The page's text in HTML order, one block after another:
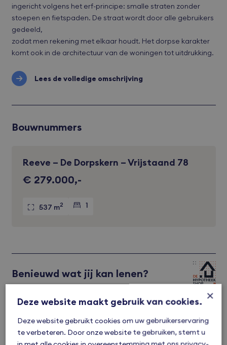
ingericht volgens het erf-principe: smalle straten zonder
stoepen en fietspaden. De straat wordt door alle gebruikers
gedeeld,
zodat men rekening met elkaar houdt. Het dorpse karakter
komt ook in de architectuur van de woningen tot uitdrukking.
Lees de volledige omschrijving
Bouwnummers
Verkocht
Reeve – De Dorpskern – Vrijstaand 78
€ 279.000,-
537 m2 1
Benieuwd wat jij kan lenen?
Delen
×
Deze website maakt gebruik van cookies.
Deze website gebruikt cookies om uw gebruikerservaring
te verbeteren. Door onze website te gebruiken, stemt u